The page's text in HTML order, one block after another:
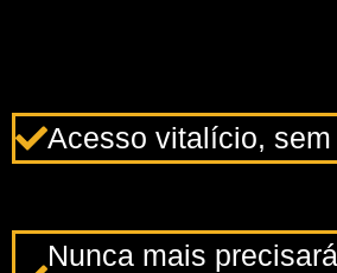
Acesso vitalício,
Nunca mais